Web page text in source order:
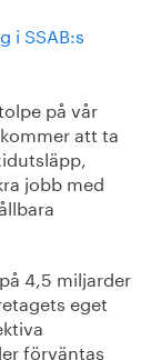
i SSAB:s
på vår
att ta
jobb med
4,5 miljarder
eget
förväntas